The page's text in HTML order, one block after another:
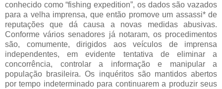
conhecido como “fishing expedition”, os dados são vazados
para a velha imprensa, que então promove um assassi* de
reputações que dá causa a novas medidas abusivas.
Conforme vários senadores já notaram, os procedimentos
são, comumente, dirigidos aos veículos de imprensa
independentes, em evidente tentativa de eliminar a
concorrência, controlar a informação e manipular a
população brasileira. Os inquéritos são mantidos abertos
por tempo indeterminado para continuarem a produzir seus